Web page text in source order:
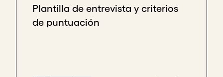
Plantilla de entrevista y criterios
de puntuación